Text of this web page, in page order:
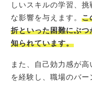
しいスキルの学習、
な影響を与えます。こ
折といった困難にぶ
知られています。
また、自己効力感が
を経験し、職場のバー